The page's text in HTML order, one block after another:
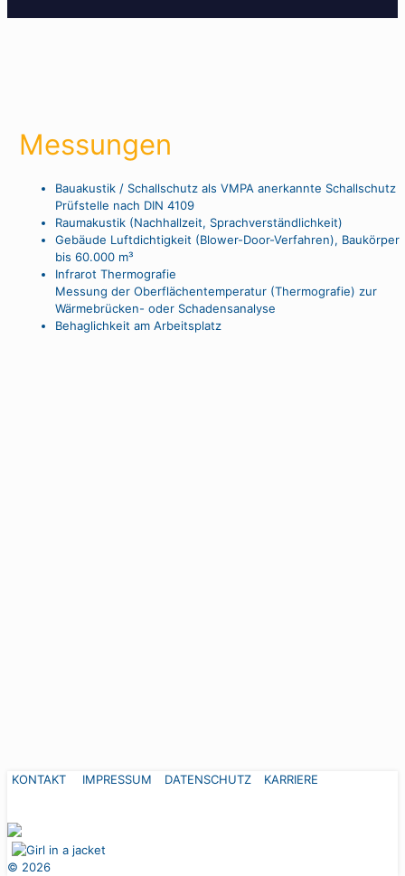
Messungen
Bauakustik / Schallschutz als VMPA anerkannte Schallschutz
Prüfstelle nach DIN 4109
Raumakustik (Nachhallzeit, Sprachverständlichkeit)
Gebäude Luftdichtigkeit (Blower-Door-Verfahren), Baukörper
bis 60.000 m³
Infrarot Thermografie
Messung der Oberflächentemperatur (Thermografie) zur
Wärmebrücken- oder Schadensanalyse
Behaglichkeit am Arbeitsplatz
KONTAKT IMPRESSUM DATENSCHUTZ KARRIERE
© 2026